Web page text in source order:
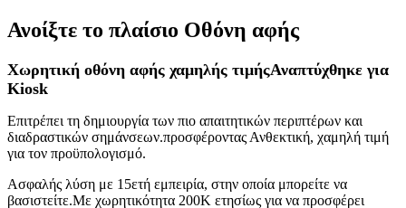
Ανοίξτε το πλαίσιο Οθόνη αφής
Χωρητική οθόνη αφής χαμηλής τιμήςΑναπτύχθηκε για
Kiosk
Επιτρέπει τη δημιουργία των πιο απαιτητικών περιπτέρων και
διαδραστικών σημάνσεων.προσφέροντας Ανθεκτική, χαμηλή τιμή
για τον προϋπολογισμό.
Ασφαλής λύση με 15ετή εμπειρία, στην οποία μπορείτε να
βασιστείτε.Με χωρητικότητα 200K ετησίως για να προσφέρει